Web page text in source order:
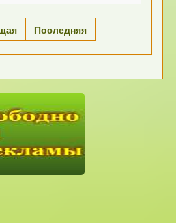
Последняя